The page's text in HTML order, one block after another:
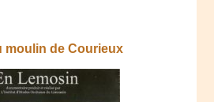
moulin de Courieux